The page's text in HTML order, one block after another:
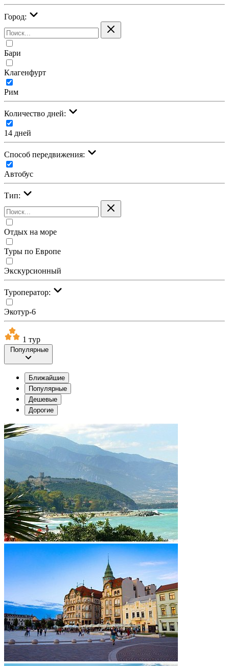
Город:
Бари
Клагенфурт
Рим
Количество дней:
14 дней
Cпособ передвижения:
Автобус
Тип:
Отдых на море
Туры по Европе
Экскурсионный
Туроператор:
Экотур-6
1 тур
Популярные
Ближайшие
Популярные
Дешевые
Дорогие